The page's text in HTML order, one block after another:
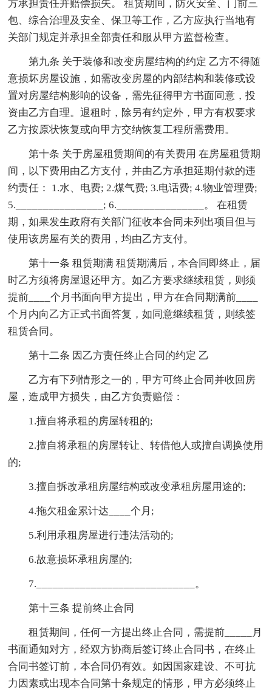
方承担责任并赔偿损失。 租赁期间，防火安全、门前三
包、综合治理及安全、保卫等工作，乙方应执行当地有
关部门规定并承担全部责任和服从甲方监督检查。
第九条 关于装修和改变房屋结构的约定 乙方不得随
意损坏房屋设施，如需改变房屋的内部结构和装修或设
置对房屋结构影响的设备，需先征得甲方书面同意，投
资由乙方自理。退租时，除另有约定外，甲方有权要求
乙方按原状恢复或向甲方交纳恢复工程所需费用。
第十条 关于房屋租赁期间的有关费用 在房屋租赁期
间，以下费用由乙方支付，并由乙方承担延期付款的违
约责任： 1.水、电费; 2.煤气费; 3.电话费; 4.物业管理费;
5.________________; 6.________________。 在租赁
期，如果发生政府有关部门征收本合同未列出项目但与
使用该房屋有关的费用，均由乙方支付。
第十一条 租赁期满 租赁期满后，本合同即终止，届
时乙方须将房屋退还甲方。如乙方要求继续租赁，则须
提前____个月书面向甲方提出，甲方在合同期满前____
个月内向乙方正式书面答复，如同意继续租赁，则续签
租赁合同。
第十二条 因乙方责任终止合同的约定 乙
乙方有下列情形之一的，甲方可终止合同并收回房
屋，造成甲方损失，由乙方负责赔偿：
1.擅自将承租的房屋转租的;
2.擅自将承租的房屋转让、转借他人或擅自调换使用
的;
3.擅自拆改承租房屋结构或改变承租房屋用途的;
4.拖欠租金累计达____个月;
5.利用承租房屋进行违法活动的;
6.故意损坏承租房屋的;
7._____________________________。
第十三条 提前终止合同
租赁期间，任何一方提出终止合同，需提前_____月
书面通知对方，经双方协商后签订终止合同书，在终止
合同书签订前，本合同仍有效。如因国家建设、不可抗
力因素或出现本合同第十条规定的情形，甲方必须终止